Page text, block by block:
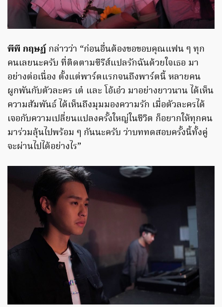
พีพี กฤษฏ์ กล่าวว่า “ก่อนอื่นต้องขอขอบคุณแฟน ๆ ทุก
คนเลยนะครับ ที่ติดตามซีรีส์แปลรักฉันด้วยใจเธอ มา
อย่างต่อเนื่อง ตั้งแต่พาร์ตแรกจนถึงพาร์ตนี้ หลายคน
ผูกพันกับตัวละคร เต๋ และ โอ้เอ๋ว มาอย่างยาวนาน ได้เห็น
ความสัมพันธ์ ได้เห็นถึงมุมมองความรัก เมื่อตัวละครได้
เจอกับความเปลี่ยนแปลงครั้งใหญ่ในชีวิต ก็อยากให้ทุกคน
มาร่วมลุ้นไปพร้อม ๆ กันนะครับ ว่าบททดสอบครั้งนี้ทั้งคู่
จะผ่านไปได้อย่างไร”